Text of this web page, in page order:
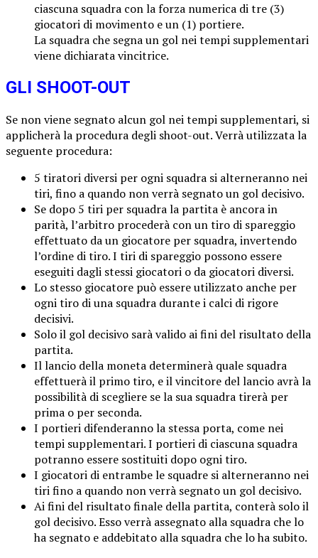
ciascuna squadra con la forza numerica di tre (3)
giocatori di movimento e un (1) portiere.
La squadra che segna un gol nei tempi supplementari
viene dichiarata vincitrice.
GLI SHOOT-OUT
Se non viene segnato alcun gol nei tempi supplementari, si
applicherà la procedura degli shoot-out. Verrà utilizzata la
seguente procedura:
5 tiratori diversi per ogni squadra si alterneranno nei
tiri, fino a quando non verrà segnato un gol decisivo.
Se dopo 5 tiri per squadra la partita è ancora in
parità, l’arbitro procederà con un tiro di spareggio
effettuato da un giocatore per squadra, invertendo
l’ordine di tiro. I tiri di spareggio possono essere
eseguiti dagli stessi giocatori o da giocatori diversi.
Lo stesso giocatore può essere utilizzato anche per
ogni tiro di una squadra durante i calci di rigore
decisivi.
Solo il gol decisivo sarà valido ai fini del risultato della
partita.
Il lancio della moneta determinerà quale squadra
effettuerà il primo tiro, e il vincitore del lancio avrà la
possibilità di scegliere se la sua squadra tirerà per
prima o per seconda.
I portieri difenderanno la stessa porta, come nei
tempi supplementari. I portieri di ciascuna squadra
potranno essere sostituiti dopo ogni tiro.
I giocatori di entrambe le squadre si alterneranno nei
tiri fino a quando non verrà segnato un gol decisivo.
Ai fini del risultato finale della partita, conterà solo il
gol decisivo. Esso verrà assegnato alla squadra che lo
ha segnato e addebitato alla squadra che lo ha subito.